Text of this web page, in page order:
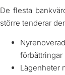
De flesta
större tenderar
förbättringar
Lägenheter